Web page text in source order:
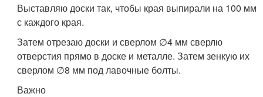
Выставляю доски так, чтобы края выпирали на 100 мм
с каждого края.
Затем отрезаю доски и сверлом ∅4 мм сверлю
отверстия прямо в доске и металле. Затем зенкую их
сверлом ∅8 мм под лавочные болты.
Важно